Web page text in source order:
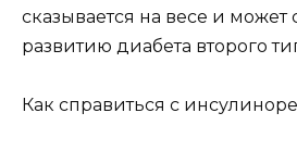
сказывается на весе и может
развитию диабета второго
Как справиться с